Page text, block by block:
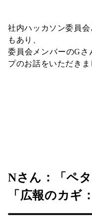
社内ハッカソン委員
もあり、
委員会メンバーのGさ
プのお話をいただきま
Nさん：「ペ
「広報のカギ